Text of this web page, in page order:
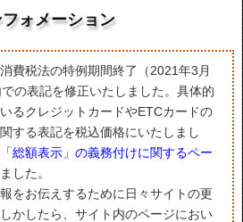
ォメーション
費税法の特例期間終了（2021年3月
の表記を修正いたしました。具体的
るクレジットカードやETCカードの
する表記を税込価格にいたしまし
総額表示」の義務付けに関するペー
した。
をお伝えするために日々サイトの更
かしたら、サイト内のページにおい